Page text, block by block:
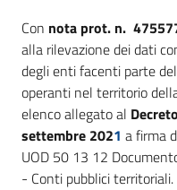
Con nota prot. n.
alla rilevazione dei dati
degli enti facenti parte
operanti nel territorio
elenco allegato al
settembre 2021 a firma
UOD 50 13 12
- Conti pubblici territoriali.